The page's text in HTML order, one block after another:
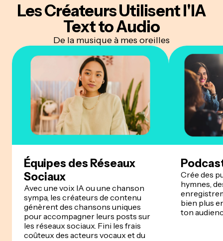
Les Créateurs Utilisent l'IA
Text to Audio
De la musique à mes oreilles
Équipes des Réseaux
Sociaux
Avec une voix IA ou une chanson
sympa, les créateurs de contenu
génèrent des chansons uniques
pour accompagner leurs posts sur
les réseaux sociaux. Fini les frais
coûteux des acteurs vocaux et du
Crée des
hymnes,
bien plus
ton